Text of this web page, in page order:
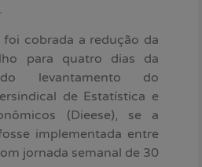
cobrada a redução da
para quatro dias da
levantamento do
de Estatística e
(Dieese), se a
implementada entre
jornada semanal de 30